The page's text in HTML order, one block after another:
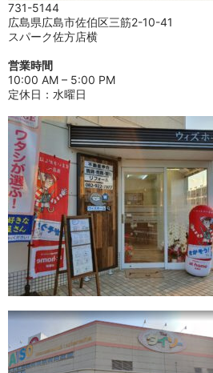
731-5144
広島県広島市佐伯区三筋2-10-41
スパーク佐方店横
営業時間
10:00 AM – 5:00 PM
定休日：水曜日